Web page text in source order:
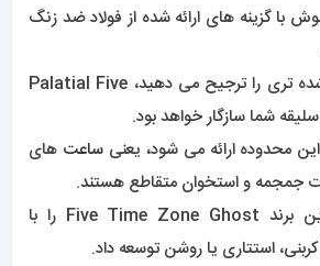
گزینه های ارائه شده از فولاد ضد زنگ
اگر شماره گیری رزرو شده تری را ترجیح می دهید، Palatial Five
محدوده ارائه می شود، یعنی ساعت های
برای طراحی حادتر، این برند Five Time Zone Ghost را با
استتاری یا روشن توسعه داد.